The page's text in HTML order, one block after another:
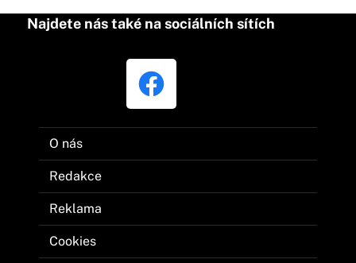
Najdete nás také na sociálních sítích
O nás
Redakce
Reklama
Cookies